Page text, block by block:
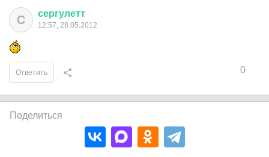
С сергулетт
12:57, 28.05.2012
0
Ответить
Поделиться